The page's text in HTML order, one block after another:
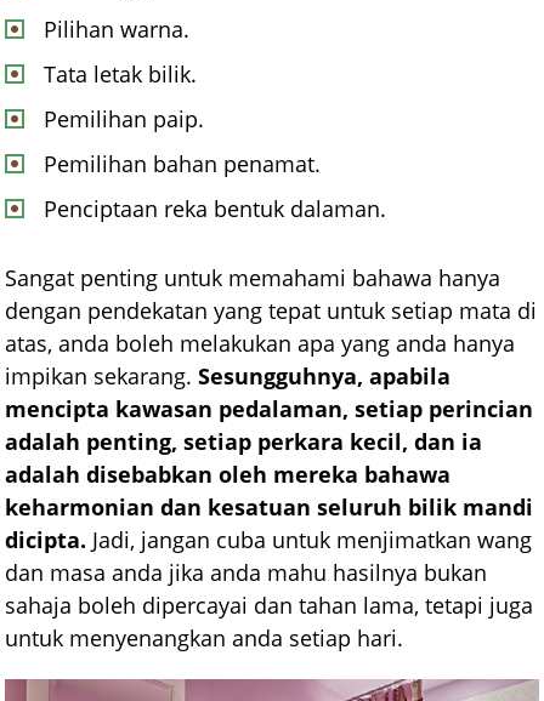
Pilihan warna.
Tata letak bilik.
Pemilihan paip.
Pemilihan bahan penamat.
Penciptaan reka bentuk dalaman.
Sangat penting untuk memahami bahawa hanya
dengan pendekatan yang tepat untuk setiap mata di
atas, anda boleh melakukan apa yang anda hanya
impikan sekarang.Sesungguhnya, apabila
mencipta kawasan pedalaman, setiap perincian
adalah penting, setiap perkara kecil, dan ia
adalah disebabkan oleh mereka bahawa
keharmonian dan kesatuan seluruh bilik mandi
dicipta. Jadi, jangan cuba untuk menjimatkan wang
dan masa anda jika anda mahu hasilnya bukan
sahaja boleh dipercayai dan tahan lama, tetapi juga
untuk menyenangkan anda setiap hari.